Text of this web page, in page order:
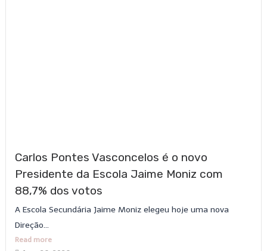
Carlos Pontes Vasconcelos é o novo
Presidente da Escola Jaime Moniz com
88,7% dos votos
A Escola Secundária Jaime Moniz elegeu hoje uma nova
Direção...
Read more